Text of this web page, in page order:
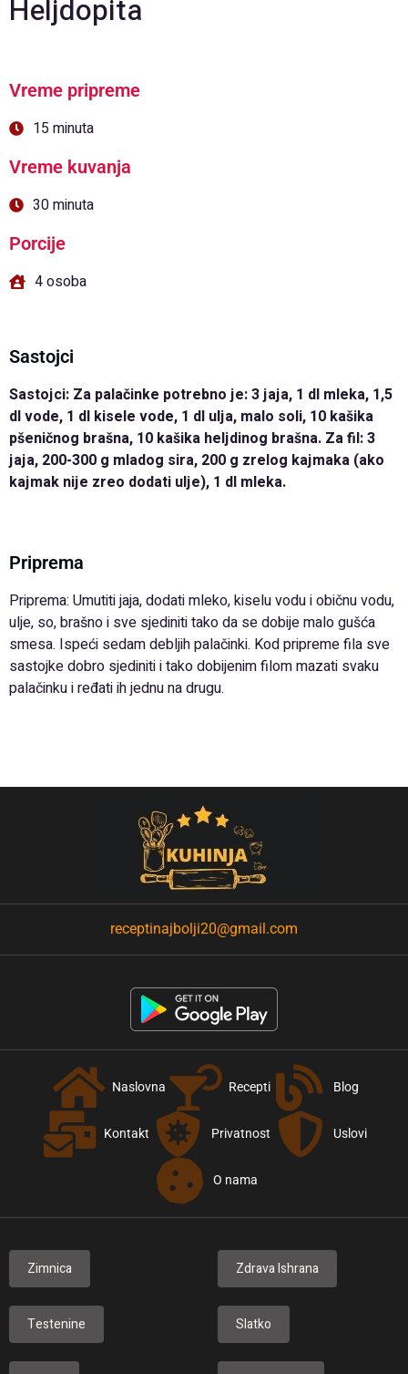
Heljdopita
Vreme pripreme
15 minuta
Vreme kuvanja
30 minuta
Porcije
4 osoba
Sastojci
Sastojci: Za palačinke potrebno je: 3 jaja, 1 dl mleka, 1,5
dl vode, 1 dl kisele vode, 1 dl ulja, malo soli, 10 kašika
pšeničnog brašna, 10 kašika heljdinog brašna. Za fil: 3
jaja, 200-300 g mladog sira, 200 g zrelog kajmaka (ako
kajmak nije zreo dodati ulje), 1 dl mleka.
Priprema
Priprema: Umutiti jaja, dodati mleko, kiselu vodu i običnu vodu,
ulje, so, brašno i sve sjediniti tako da se dobije malo gušća
smesa. Ispeći sedam debljih palačinki. Kod pripreme fila sve
sastojke dobro sjediniti i tako dobijenim filom mazati svaku
palačinku i ređati ih jednu na drugu.
receptinajbolji20@gmail.com
Naslovna Recepti Blog
Kontakt Privatnost Uslovi
O nama
Zimnica Zdrava Ishrana
Testenine Slatko